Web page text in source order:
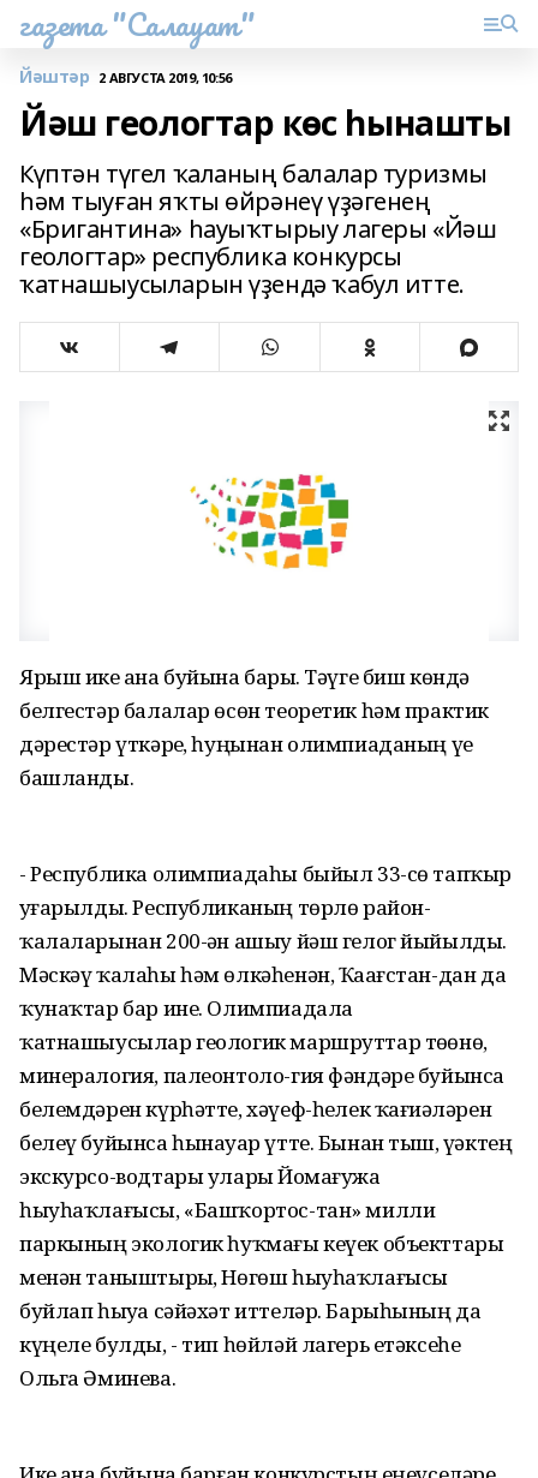
газета "Салауат"
Йәштәр 2 АВГУСТА 2019, 10:56
Йәш геологтар көс һынашты
Күптән түгел ҡаланың балалар туризмы
һәм тыуған яҡты өйрәнеү үҙәгенең
«Бригантина» һауыҡтырыу лагеры «Йәш
геологтар» республика конкурсы
ҡатнашыусыларын үҙендә ҡабул итте.
Ярыш ике аҙна буйына барҙы. Тәүге биш көндә
белгестәр балалар өсөн теоретик һәм практик
дәрестәр үткәрҙе, һуңынан олимпиаданың үҙе
башланды.
- Республика олимпиадаһы быйыл 33-сө тапҡыр
уҙғарылды. Республиканың төрлө район-
ҡалаларынан 200-ҙән ашыу йәш гелог йыйылды.
Мәскәү ҡалаһы һәм өлкәһенән, Ҡаҙағстан-дан да
ҡунаҡтар бар ине. Олимпиадала
ҡатнашыусылар геологик маршруттар төҙөнө,
минералогия, палеонтоло-гия фәндәре буйынса
белемдәрен күрһәтте, хәүеф-һеҙлек ҡағиҙәләрен
белеү буйынса һынауҙар үтте. Бынан тыш, үҙәктең
экскурсо-водтары уларҙы Йомағужа
һыуһаҡлағысы, «Башҡортос-тан» милли
паркының экологик һуҡмағы кеүек объекттары
менән таныштырҙы, Нөгөш һыуһаҡлағысы
буйлап һыуҙа сәйәхәт иттеләр. Барыһының да
күңеле булды, - тип һөйләй лагерь етәксеһе
Ольга Әминева.